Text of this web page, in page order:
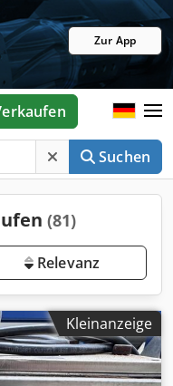
Zur App
Suchen
(81)
Relevanz
Kleinanzeige